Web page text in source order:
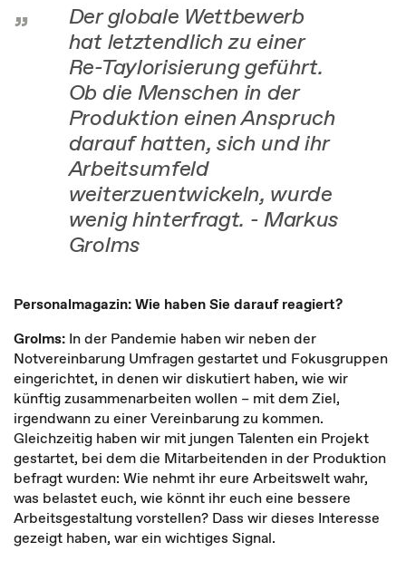
Der globale Wettbewerb
hat letztendlich zu einer
Re-Taylorisierung geführt.
Ob die Menschen in der
Produktion einen Anspruch
darauf hatten, sich und ihr
Arbeitsumfeld
weiterzuentwickeln, wurde
wenig hinterfragt. - Markus
Grolms
Personalmagazin: Wie haben Sie darauf reagiert?
Grolms: In der Pandemie haben wir neben der
Notvereinbarung Umfragen gestartet und Fokusgruppen
eingerichtet, in denen wir diskutiert haben, wie wir
künftig zusammenarbeiten wollen – mit dem Ziel,
irgendwann zu einer Vereinbarung zu kommen.
Gleichzeitig haben wir mit jungen Talenten ein Projekt
gestartet, bei dem die Mitarbeitenden in der Produktion
befragt wurden: Wie nehmt ihr eure Arbeitswelt wahr,
was belastet euch, wie könnt ihr euch eine bessere
Arbeitsgestaltung vorstellen? Dass wir dieses Interesse
gezeigt haben, war ein wichtiges Signal.